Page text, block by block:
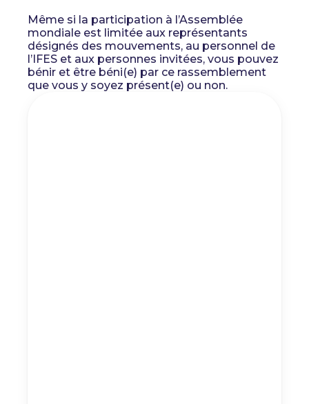
Même si la participation à l’Assemblée
mondiale est limitée aux représentants
désignés des mouvements, au personnel de
l’IFES et aux personnes invitées, vous pouvez
bénir et être béni(e) par ce rassemblement
que vous y soyez présent(e) ou non.